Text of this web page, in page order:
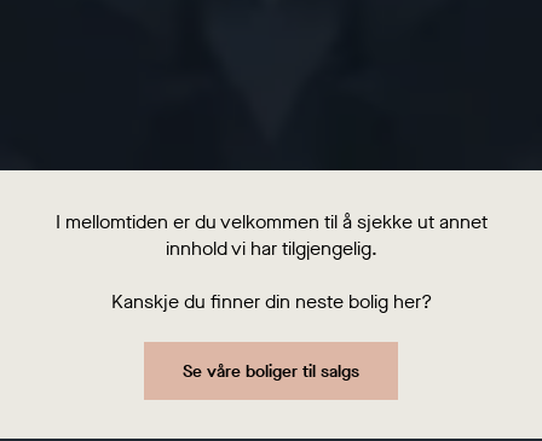
I mellomtiden er du velkommen til å sjekke ut annet
innhold vi har tilgjengelig.
Kanskje du finner din neste bolig her?
Se våre boliger til salgs